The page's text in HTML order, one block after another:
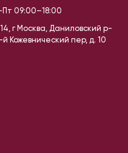
09:00–18:00
г Москва, Даниловский р-
й Кожевнический пер, д. 10